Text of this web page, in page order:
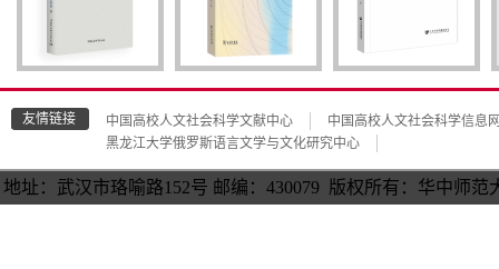
友情链接 中国高校人文社会科学文献中心
中国高校人文社会科学信息
黑龙江大学俄罗斯语言文学与文化研究中心
地址：武汉市珞喻路152号 邮编：430079 版权所有：华中师范